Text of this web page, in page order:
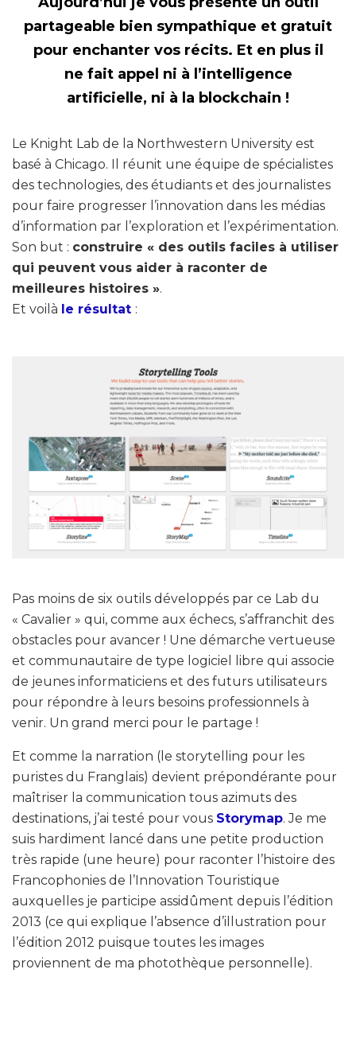
partageable bien sympathique et gratuit
pour enchanter vos récits. Et en plus il
ne fait appel ni à l’intelligence
artificielle, ni à la blockchain !
Le Knight Lab de la Northwestern University est
basé à Chicago. Il réunit une équipe de spécialistes
des technologies, des étudiants et des journalistes
pour faire progresser l’innovation dans les médias
d’information par l’exploration et l’expérimentation.
Son but : construire « des outils faciles à utiliser
qui peuvent vous aider à raconter de
meilleures histoires ».
Et voilà le résultat :
Pas moins de six outils développés par ce Lab du
« Cavalier » qui, comme aux échecs, s’affranchit des
obstacles pour avancer ! Une démarche vertueuse
et communautaire de type logiciel libre qui associe
de jeunes informaticiens et des futurs utilisateurs
pour répondre à leurs besoins professionnels à
venir. Un grand merci pour le partage !
Et comme la narration (le storytelling pour les
puristes du Franglais) devient prépondérante pour
maîtriser la communication tous azimuts des
destinations, j’ai testé pour vous Storymap. Je me
suis hardiment lancé dans une petite production
très rapide (une heure) pour raconter l’histoire des
Francophonies de l’Innovation Touristique
auxquelles je participe assidûment depuis l’édition
2013 (ce qui explique l’absence d’illustration pour
l’édition 2012 puisque toutes les images
proviennent de ma photothèque personnelle).